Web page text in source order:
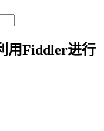
用Fiddler进行